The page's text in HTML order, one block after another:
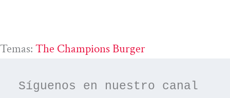
Temas: The Champions Burger
Síguenos en nuestro canal